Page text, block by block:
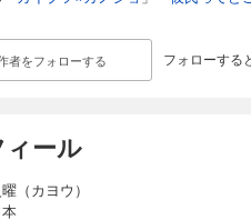
者をフォローする フォローする
ール
（カヨウ）